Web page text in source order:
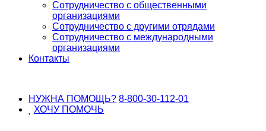
Сотрудничество с общественными
организациями
Сотрудничество с другими отрядами
Сотрудничество с международными
организациями
Контакты
НУЖНА ПОМОЩЬ? 8-800-30-112-01
ХОЧУ ПОМОЧЬ